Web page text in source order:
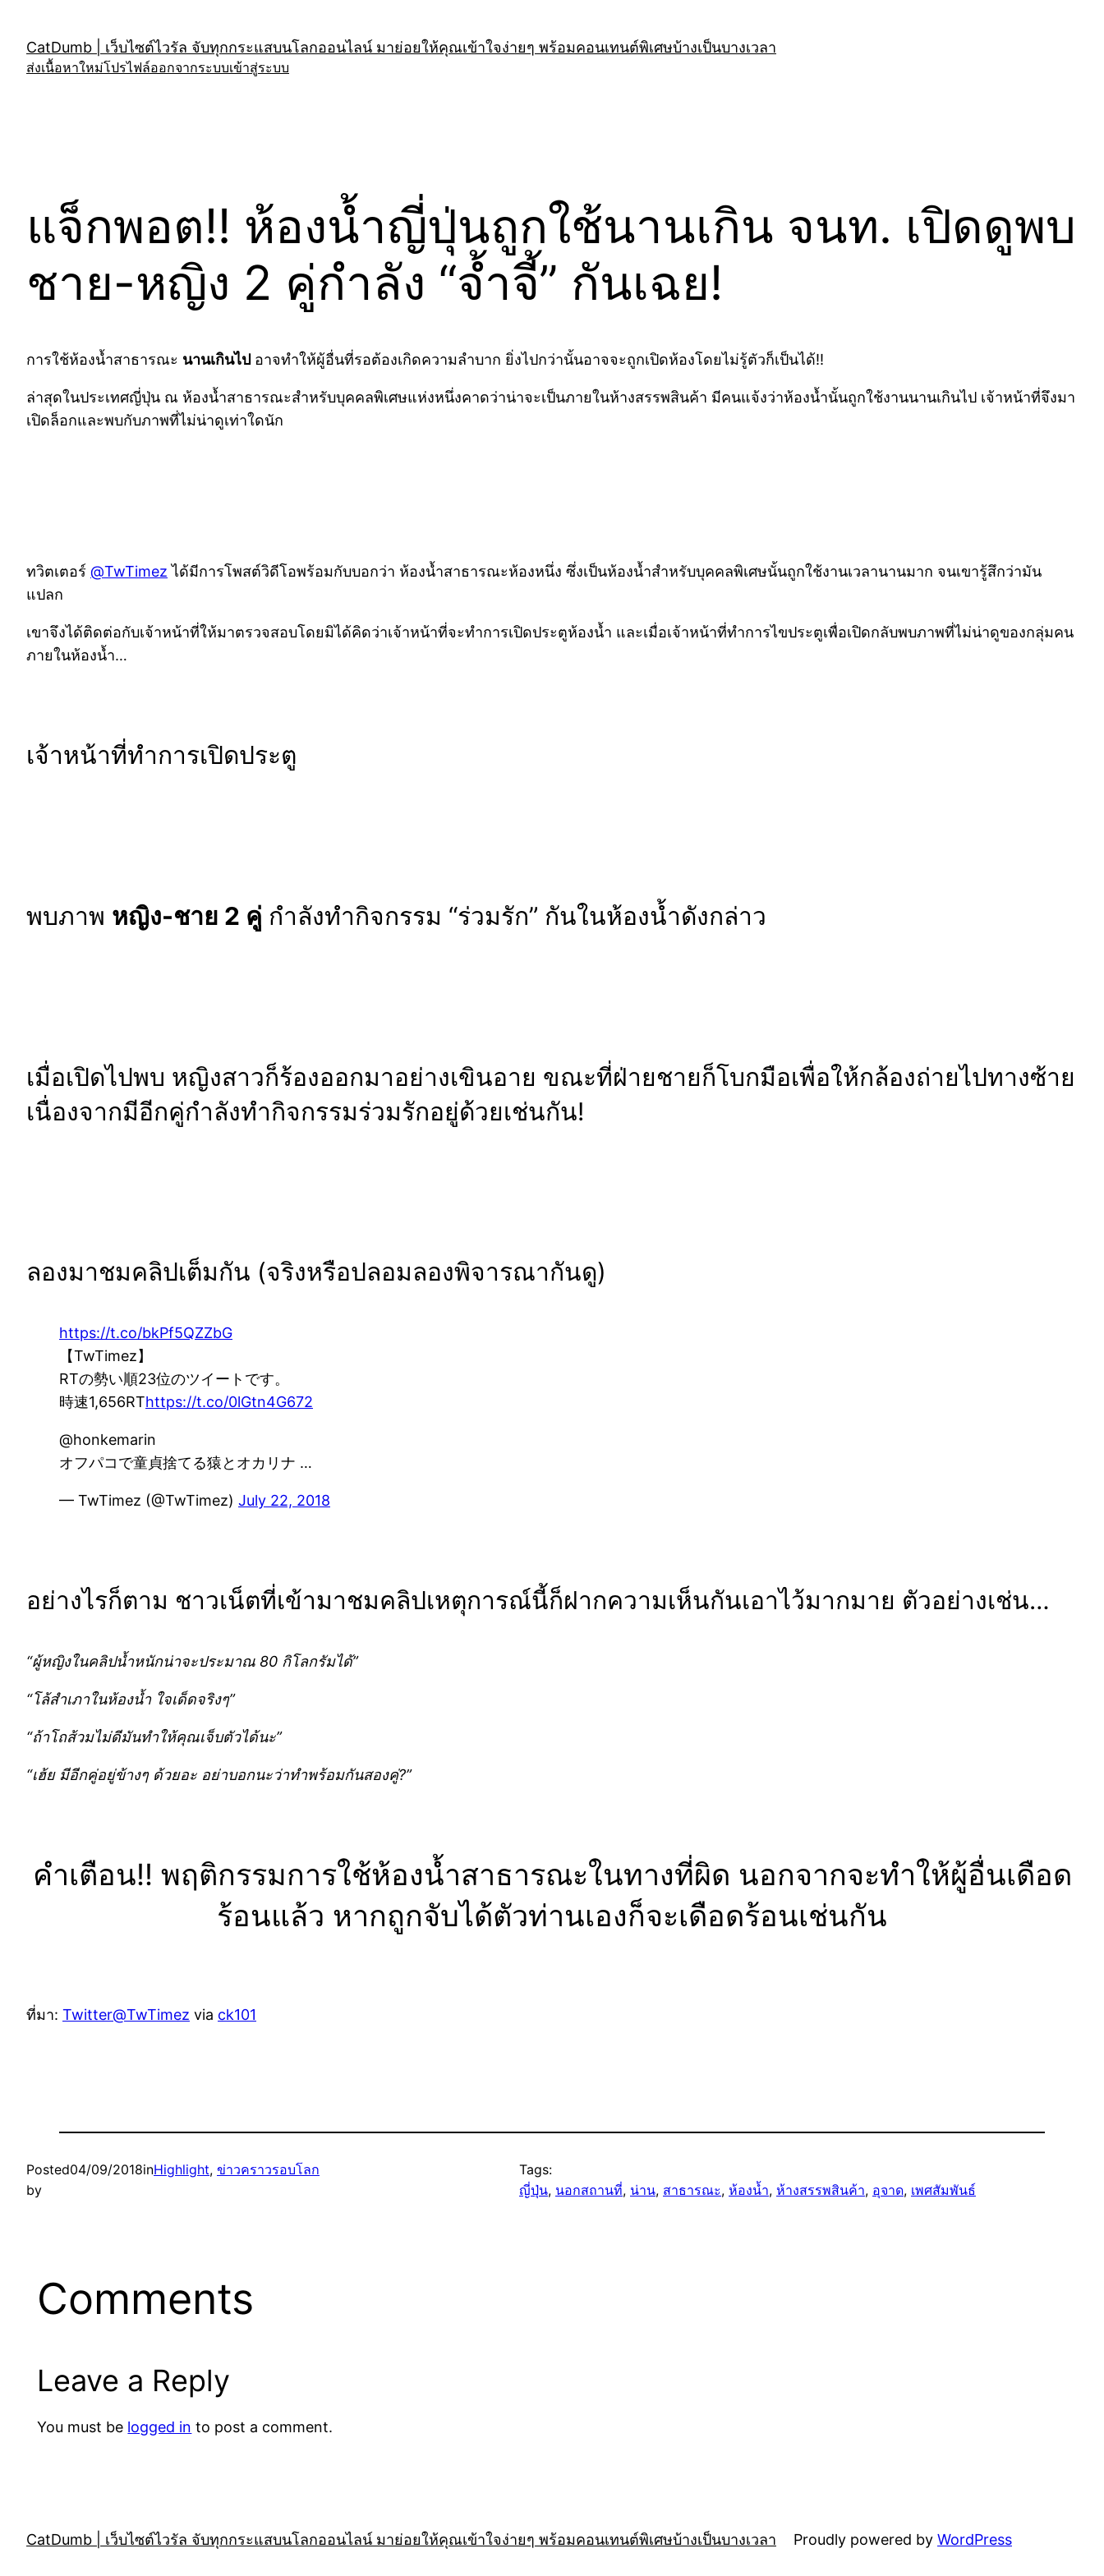
content
CatDumb | เว็บไซต์ไวรัล จับทุกกระแสบนโลกออนไลน์ มาย่อยให้คุณเข้าใจง่ายๆ พร้อมคอนเทนต์พิเศษบ้างเป็นบางเวลา
ส่งเนื้อหาใหม่โปรไฟล์ออกจากระบบเข้าสู่ระบบ
แจ็กพอต!! ห้องน้ำญี่ปุ่นถูกใช้นานเกิน จนท. เปิดดูพบ
ชาย-หญิง 2 คู่กำลัง “จ้ำจี้” กันเฉย!
การใช้ห้องน้ำสาธารณะ นานเกินไป อาจทำให้ผู้อื่นที่รอต้องเกิดความลำบาก ยิ่งไปกว่านั้นอาจจะถูกเปิดห้องโดยไม่รู้ตัวก็เป็นได้!!
ล่าสุดในประเทศญี่ปุ่น ณ ห้องน้ำสาธารณะสำหรับบุคคลพิเศษแห่งหนึ่งคาดว่าน่าจะเป็นภายในห้างสรรพสินค้า มีคนแจ้งว่าห้องน้ำนั้นถูกใช้งานนานเกินไป เจ้าหน้าที่จึงมา
เปิดล็อกและพบกับภาพที่ไม่น่าดูเท่าใดนัก
ทวิตเตอร์ @TwTimez ได้มีการโพสต์วิดีโอพร้อมกับบอกว่า ห้องน้ำสาธารณะห้องหนึ่ง ซึ่งเป็นห้องน้ำสำหรับบุคคลพิเศษนั้นถูกใช้งานเวลานานมาก จนเขารู้สึกว่ามัน
แปลก
เขาจึงได้ติดต่อกับเจ้าหน้าที่ให้มาตรวจสอบโดยมิได้คิดว่าเจ้าหน้าที่จะทำการเปิดประตูห้องน้ำ และเมื่อเจ้าหน้าที่ทำการไขประตูเพื่อเปิดกลับพบภาพที่ไม่น่าดูของกลุ่มคน
ภายในห้องน้ำ…
เจ้าหน้าที่ทำการเปิดประตู
พบภาพ หญิง-ชาย 2 คู่ กำลังทำกิจกรรม “ร่วมรัก” กันในห้องน้ำดังกล่าว
เมื่อเปิดไปพบ หญิงสาวก็ร้องออกมาอย่างเขินอาย ขณะที่ฝ่ายชายก็โบกมือเพื่อให้กล้องถ่ายไปทางซ้าย
เนื่องจากมีอีกคู่กำลังทำกิจกรรมร่วมรักอยู่ด้วยเช่นกัน!
ลองมาชมคลิปเต็มกัน (จริงหรือปลอมลองพิจารณากันดู)
https://t.co/bkPf5QZZbG
【TwTimez】
RTの勢い順23位のツイートです。
時速1,656RThttps://t.co/0lGtn4G672
@honkemarin
オフパコで童貞捨てる猿とオカリナ …
— TwTimez (@TwTimez) July 22, 2018
อย่างไรก็ตาม ชาวเน็ตที่เข้ามาชมคลิปเหตุการณ์นี้ก็ฝากความเห็นกันเอาไว้มากมาย ตัวอย่างเช่น…
“ผู้หญิงในคลิปน้ำหนักน่าจะประมาณ 80 กิโลกรัมได้”
“โล้สำเภาในห้องน้ำ ใจเด็ดจริงๆ”
“ถ้าโถส้วมไม่ดีมันทำให้คุณเจ็บตัวได้นะ”
“เฮ้ย มีอีกคู่อยู่ข้างๆ ด้วยอะ อย่าบอกนะว่าทำพร้อมกันสองคู่?”
คำเตือน!! พฤติกรรมการใช้ห้องน้ำสาธารณะในทางที่ผิด นอกจากจะทำให้ผู้อื่นเดือด
ร้อนแล้ว หากถูกจับได้ตัวท่านเองก็จะเดือดร้อนเช่นกัน
ที่มา: Twitter@TwTimez via ck101
Posted04/09/2018inHighlight, ข่าวคราวรอบโลก
by
Tags:
ญี่ปุ่น, นอกสถานที่, น่าน, สาธารณะ, ห้องน้ำ, ห้างสรรพสินค้า, อุจาด, เพศสัมพันธ์
Comments
Leave a Reply
You must be logged in to post a comment.
CatDumb | เว็บไซต์ไวรัล จับทุกกระแสบนโลกออนไลน์ มาย่อยให้คุณเข้าใจง่ายๆ พร้อมคอนเทนต์พิเศษบ้างเป็นบางเวลา Proudly powered by WordPress